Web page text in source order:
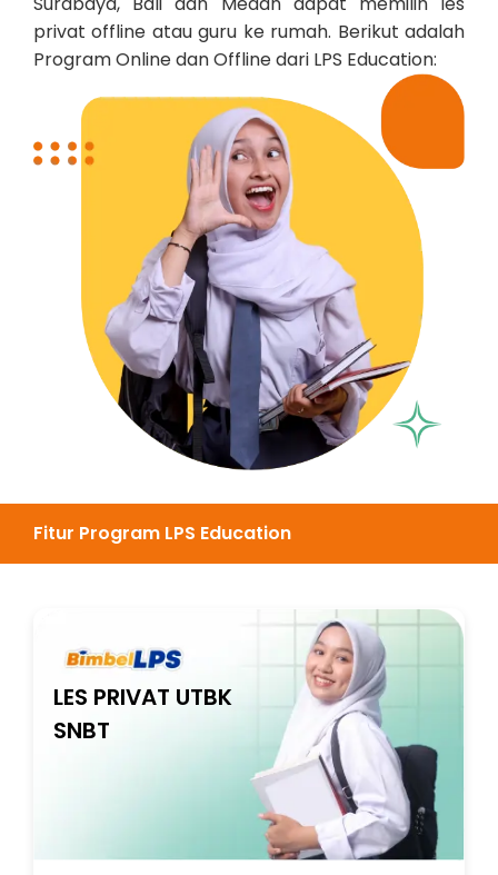
privat offline atau guru ke rumah. Berikut adalah
Program Online dan Offline dari LPS Education:
Fitur Program LPS Education
LES PRIVAT UTBK
SNBT